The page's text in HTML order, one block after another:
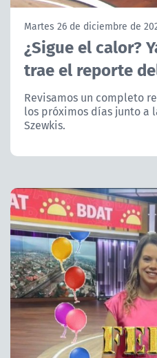
ACTUALIDAD Y TENDENCIAS
CORPORATIVO Y
CANAL DE DENUNCIAS
ÁREA DE PROYECTOS
Martes 26 de diciembre de
¿Sigue el calor?
trae el reporte
Revisamos un completo
los próximos días junto a
Szewkis.